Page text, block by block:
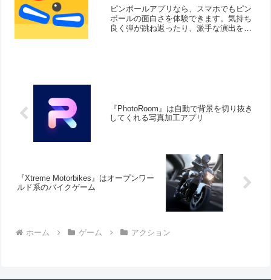
ピンボールアプリなら、スマホでもピン
ボールの面白さを体験できます。気持ち
良く弾が跳ね返ったり、派手な演出を見
『PhotoRoom』は自動で背景を切り抜き
してくれる写真加工アプリ
『Xtreme Motorbikes』はオープンワー
ルド系のバイクゲーム
ホーム ゲーム アクション